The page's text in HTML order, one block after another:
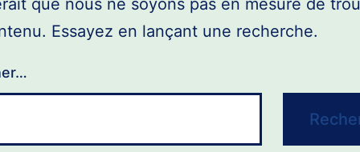
que nous ne soyons pas en mesure de
Essayez en lançant une recherche.